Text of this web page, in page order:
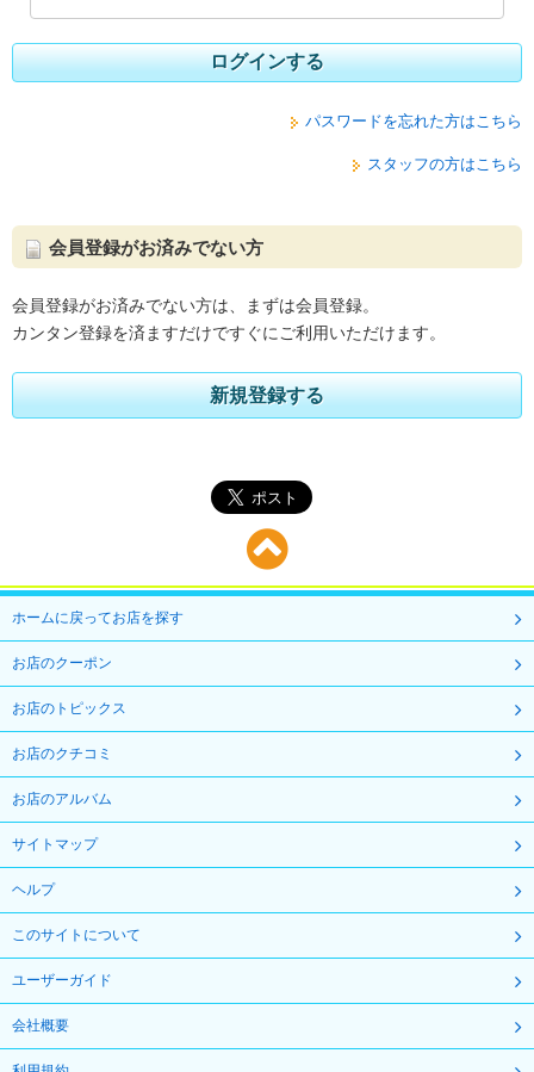
ログインする
パスワードを忘れた方はこちら
スタッフの方はこちら
会員登録がお済みでない方
会員登録がお済みでない方は、まずは会員登録。
カンタン登録を済ますだけですぐにご利用いただけます。
新規登録する
ホームに戻ってお店を探す
お店のクーポン
お店のトピックス
お店のクチコミ
お店のアルバム
サイトマップ
ヘルプ
このサイトについて
ユーザーガイド
会社概要